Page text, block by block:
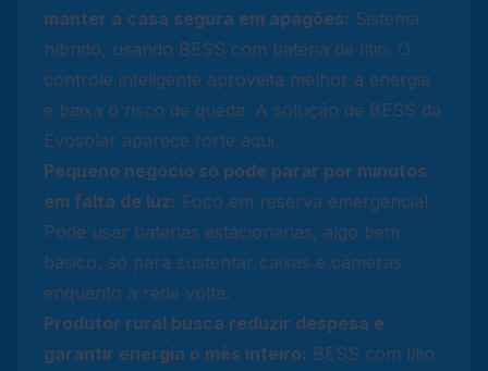
manter a casa segura em apagões: Sistema
híbrido, usando BESS com bateria de lítio. O
controle inteligente aproveita melhor a energia
e baixa o risco de queda. A solução de BESS da
Evosolar aparece forte aqui.
Pequeno negócio só pode parar por minutos
em falta de luz: Foco em reserva emergencial.
Pode usar baterias estacionárias, algo bem
básico, só para sustentar caixas e câmeras
enquanto a rede volta.
Produtor rural busca reduzir despesa e
garantir energia o mês inteiro: BESS com lítio